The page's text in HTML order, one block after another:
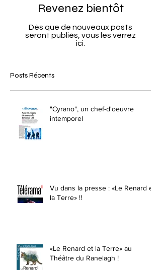
Revenez bientôt
Dès que de nouveaux posts
seront publiés, vous les verrez
ici.
Posts Récents
"Cyrano", un chef-d'oeuvre
intemporel
Vu dans la presse : «Le Renard et
la Terre» !!
«Le Renard et la Terre» au
Théâtre du Ranelagh !